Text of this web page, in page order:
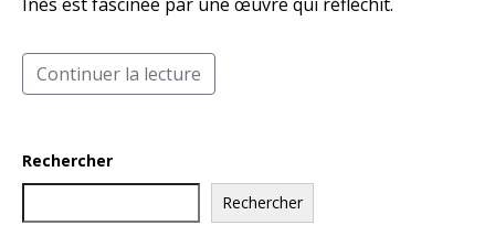
Continuer la lecture
Rechercher
Rechercher